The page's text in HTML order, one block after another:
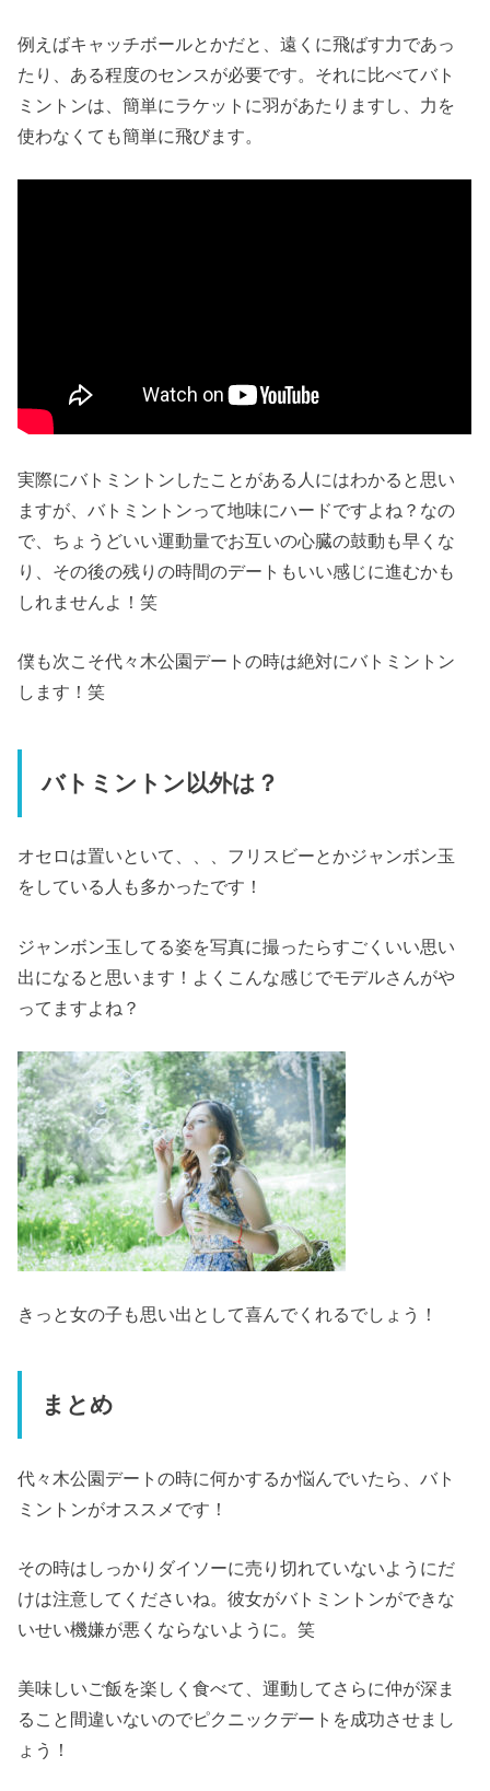
例えばキャッチボールとかだと、遠くに飛ばす力であっ
たり、ある程度のセンスが必要です。それに比べてバト
ミントンは、簡単にラケットに羽があたりますし、力を
使わなくても簡単に飛びます。
実際にバトミントンしたことがある人にはわかると思い
ますが、バトミントンって地味にハードですよね？なの
で、ちょうどいい運動量でお互いの心臓の鼓動も早くな
り、その後の残りの時間のデートもいい感じに進むかも
しれませんよ！笑
僕も次こそ代々木公園デートの時は絶対にバトミントン
します！笑
バトミントン以外は？
オセロは置いといて、、、フリスビーとかジャンボン玉
をしている人も多かったです！
ジャンボン玉してる姿を写真に撮ったらすごくいい思い
出になると思います！よくこんな感じでモデルさんがや
ってますよね？
きっと女の子も思い出として喜んでくれるでしょう！
まとめ
代々木公園デートの時に何かするか悩んでいたら、バト
ミントンがオススメです！
その時はしっかりダイソーに売り切れていないようにだ
けは注意してくださいね。彼女がバトミントンができな
いせい機嫌が悪くならないように。笑
美味しいご飯を楽しく食べて、運動してさらに仲が深ま
ること間違いないのでピクニックデートを成功させまし
ょう！